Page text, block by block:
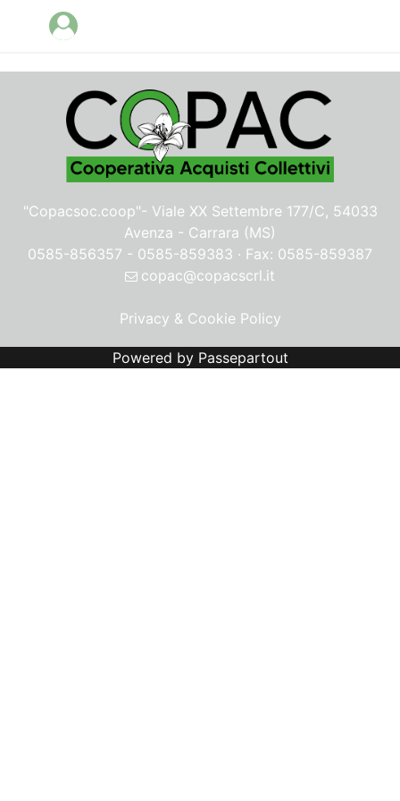
Open menu
"Copacsoc.coop"- Viale XX Settembre 177/C, 54033
Avenza - Carrara (MS)
0585-856357 - 0585-859383 · Fax: 0585-859387
copac@copacscrl.it
Privacy & Cookie Policy
Powered by Passepartout